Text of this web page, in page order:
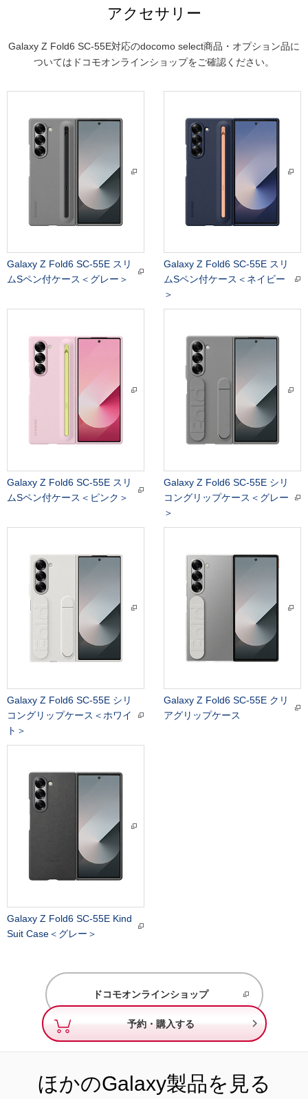
アクセサリー
Galaxy Z Fold6 SC-55E対応のdocomo select商品・オプション品に
ついてはドコモオンラインショップをご確認ください。
Galaxy Z Fold6 SC-55E スリ
ムSペン付ケース＜グレー＞
Galaxy Z Fold6 SC-55E スリ
ムSペン付ケース＜ネイビー
＞
Galaxy Z Fold6 SC-55E スリ
ムSペン付ケース＜ピンク＞
Galaxy Z Fold6 SC-55E シリ
コングリップケース＜グレー
＞
Galaxy Z Fold6 SC-55E シリ
コングリップケース＜ホワイ
ト＞
Galaxy Z Fold6 SC-55E クリ
アグリップケース
Galaxy Z Fold6 SC-55E Kind
Suit Case＜グレー＞
ドコモオンラインショップ
ほかのGalaxy製品を見る
予約・購入する 